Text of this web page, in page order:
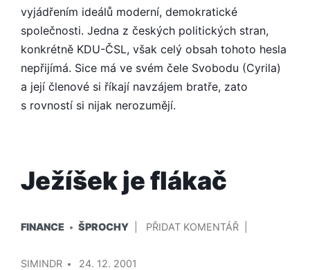
vyjádřením ideálů moderní, demokratické
společnosti. Jedna z českých politických stran,
konkrétně KDU-ČSL, však celý obsah tohoto hesla
nepřijímá. Sice má ve svém čele Svobodu (Cyrila)
a její členové si říkají navzájem bratře, zato
s rovností si nijak nerozumějí.
Ježíšek je flákač
V
FINANCE ŠPROCHY PŘIDAT KOMENTÁŘNA
SIMINDR
24. 12. 2001